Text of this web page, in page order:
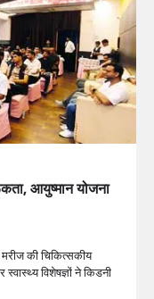
आयुष्मान योजना
की चिकित्सकीय
विशेषज्ञों ने किडनी